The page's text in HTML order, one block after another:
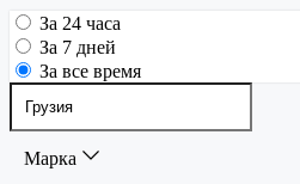
За 24 часа
За 7 дней
За все время
Марка